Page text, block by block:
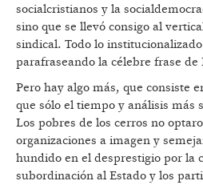
socialcristianos y la
sino que se llevó consigo al
sindical. Todo lo
parafraseando la célebre frase de
Pero hay algo más, que consiste
que sólo el tiempo y análisis más
Los pobres de los cerros no
organizaciones a imagen y
hundido en el desprestigio por la
subordinación al Estado y los